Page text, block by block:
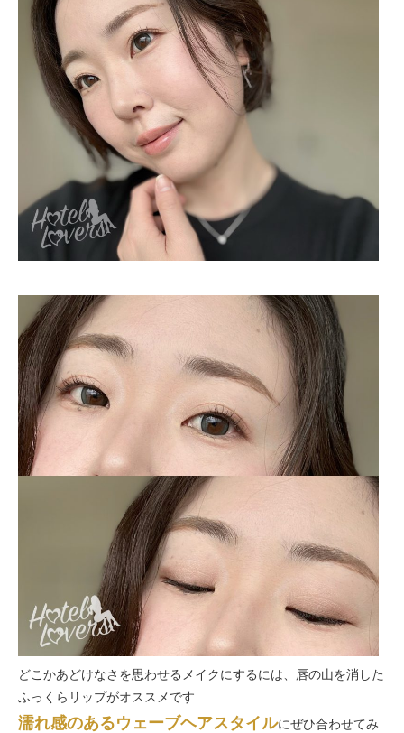
どこかあどけなさを思わせるメイクにするには、唇の山を消した
ふっくらリップがオススメです
濡れ感のあるウェーブヘアスタイルにぜひ合わせてみ